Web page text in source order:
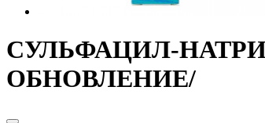
СУЛЬФАЦИЛ-
ОБНОВЛЕНИЕ/